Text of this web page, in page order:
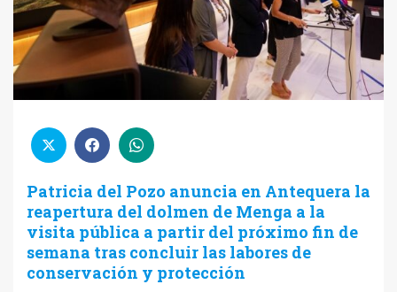
Patricia del Pozo anuncia en Antequera la
reapertura del dolmen de Menga a la
visita pública a partir del próximo fin de
semana tras concluir las labores de
conservación y protección